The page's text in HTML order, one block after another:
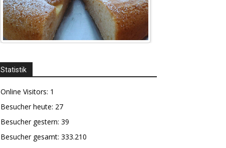
Statistik
Online Visitors: 1
Besucher heute: 27
Besucher gestern: 39
Besucher gesamt: 333.210